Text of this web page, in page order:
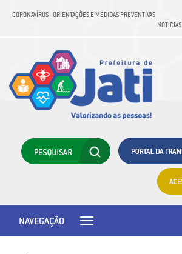
CORONAVÍRUS - ORIENTAÇÕES E MEDIDAS PREVENTIVAS
NOTÍCIAS
Toggle
NAVEGAÇÃO